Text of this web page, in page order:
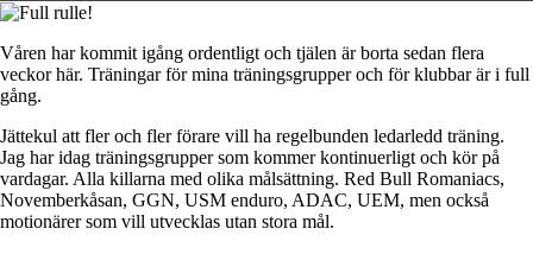
Våren har kommit igång ordentligt och tjälen är borta sedan flera
veckor här. Träningar för mina träningsgrupper och för klubbar är i full
gång.
Jättekul att fler och fler förare vill ha regelbunden ledarledd träning.
Jag har idag träningsgrupper som kommer kontinuerligt och kör på
vardagar. Alla killarna med olika målsättning. Red Bull Romaniacs,
Novemberkåsan, GGN, USM enduro, ADAC, UEM, men också
motionärer som vill utvecklas utan stora mål.